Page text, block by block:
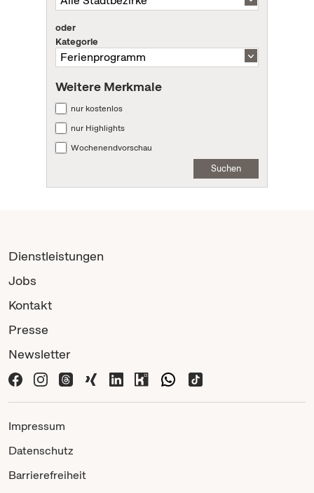
oder
Kategorie
Weitere Merkmale
nur kostenlos
nur Highlights
Wochenendvorschau
Suchen
Dienstleistungen
Jobs
Kontakt
Presse
Newsletter
Impressum
Datenschutz
Barrierefreiheit